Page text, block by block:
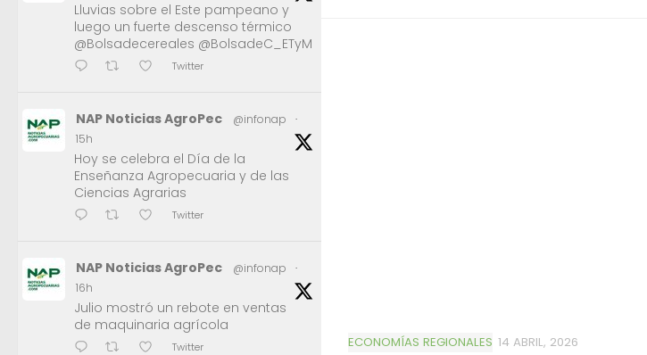
ECONOMÍAS REGIONALES 14 ABRIL, 2026
Lluvias sobre el Este pampeano y
luego un fuerte descenso térmico
@Bolsadecereales @BolsadeC_ETyM
Twitter
NAP Noticias AgroPec @infonap
·
15h
Hoy se celebra el Día de la
Enseñanza Agropecuaria y de las
Ciencias Agrarias
Twitter
NAP Noticias AgroPec @infonap
·
16h
Julio mostró un rebote en ventas
de maquinaria agrícola
Twitter